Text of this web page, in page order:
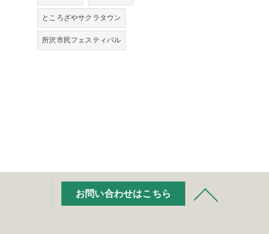
ところざやサクラタウン
所沢市民フェスティバル
お問い合わせはこちら